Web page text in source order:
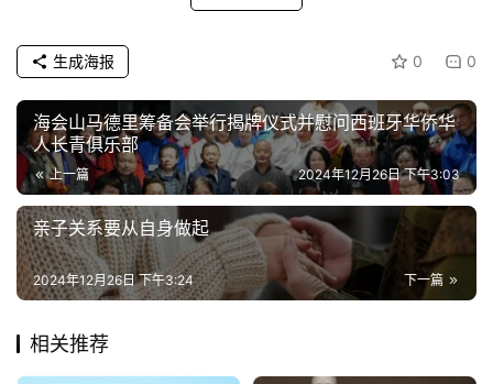
录
佛
教
艺
术
政
策
规
0 0
生成海报
海会山马德里筹备会举行揭牌仪式并慰问西班牙华侨华
人长青俱乐部
上一篇 2024年12月26日 下午3:03
亲子关系要从自身做起
下一篇
2024年12月26日 下午3:24
相关推荐